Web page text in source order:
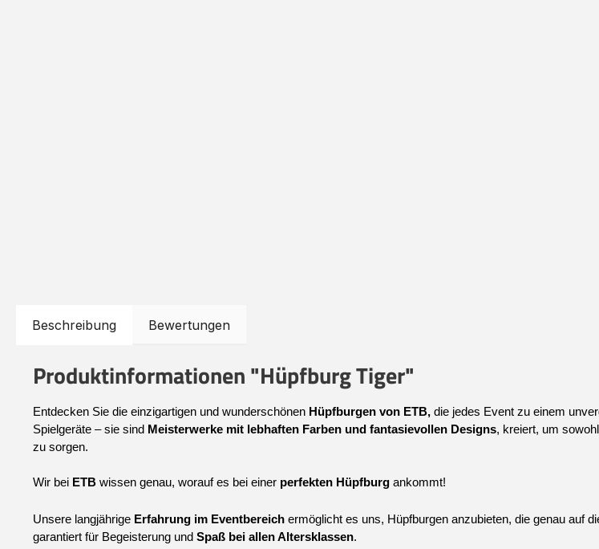
Beschreibung Bewertungen
Produktinformationen "Hüpfburg Tiger"
Entdecken Sie die einzigartigen und wunderschönen Hüpfburgen von ETB, die jedes Event zu einem
Spielgeräte – sie sind Meisterwerke mit lebhaften Farben und fantasievollen Designs, kreiert, um
zu sorgen.
Wir bei ETB wissen genau, worauf es bei einer perfekten Hüpfburg ankommt!
Unsere langjährige Erfahrung im Eventbereich ermöglicht es uns, Hüpfburgen anzubieten, die genau auf
garantiert für Begeisterung und Spaß bei allen Altersklassen.